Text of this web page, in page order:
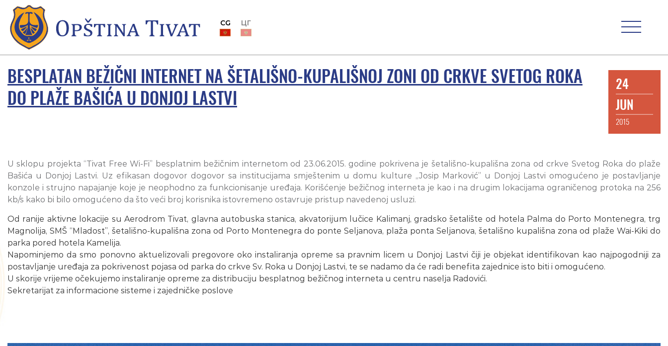
CG ЦГ
BESPLATAN BEŽIČNI INTERNET NA ŠETALIŠNO-KUPALIŠNOJ ZONI OD CRKVE SVETOG ROKA
DO PLAŽE BAŠIĆA U DONJOJ LASTVI
24
JUN
2015
U sklopu projekta “Tivat Free Wi-Fi” besplatnim bežičnim internetom od 23.06.2015. godine pokrivena je šetališno-kupališna zona od crkve Svetog Roka do plaže
Bašića u Donjoj Lastvi. Uz efikasan dogovor dogovor sa institucijama smještenim u domu kulture „Josip Marković” u Donjoj Lastvi omogućeno je postavljanje
konzole i strujno napajanje koje je neophodno za funkcionisanje uređaja. Korišćenje bežičnog interneta je kao i na drugim lokacijama ograničenog protoka na 256
kb/s kako bi bilo omogućeno da što veći broj korisnika istovremeno ostavruje pristup navedenoj usluzi.
Od ranije aktivne lokacije su Aerodrom Tivat, glavna autobuska stanica, akvatorijum lučice Kalimanj, gradsko šetalište od hotela Palma do Porto Montenegra, trg
Magnolija, SMŠ “Mladost”, šetališno-kupališna zona od Porto Montenegra do ponte Seljanova, plaža ponta Seljanova, šetališno kupališna zona od plaže Wai-Kiki do
parka pored hotela Kamelija.
Napominjemo da smo ponovno aktuelizovali pregovore oko instaliranja opreme sa pravnim licem u Donjoj Lastvi čiji je objekat identifikovan kao najpogodniji za
postavljanje uređaja za pokrivenost pojasa od parka do crkve Sv. Roka u Donjoj Lastvi, te se nadamo da će radi benefita zajednice isto biti i omogućeno.
U skorije vrijeme očekujemo instaliranje opreme za distribuciju besplatnog bežičnog interneta u centru naselja Radovići.
Sekretarijat za informacione sisteme i zajedničke poslove